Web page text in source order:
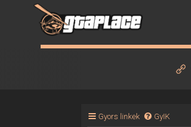
Gyors linkek GyIK